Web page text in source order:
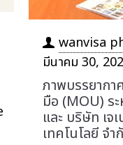
wanvisa
มีนาคม 30,
ภาพบรรยาก
มือ (MOU) ร
และ บริษัท เจ
เทคโนโลยี จำ